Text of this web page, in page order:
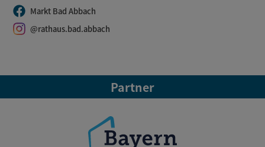
Markt Bad Abbach
@rathaus.bad.abbach
Partner